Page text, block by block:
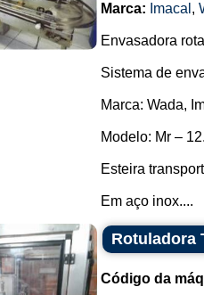
Marca: Imacal ,
Envasadora
Sistema de
Marca: Wada,
Modelo: Mr –
Esteira
Em aço inox....
Rotuladora
Código da